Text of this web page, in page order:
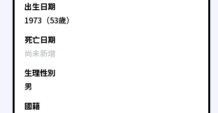
出生日期
1973（53歲）
死亡日期
尚未新增
生理性別
男
國籍